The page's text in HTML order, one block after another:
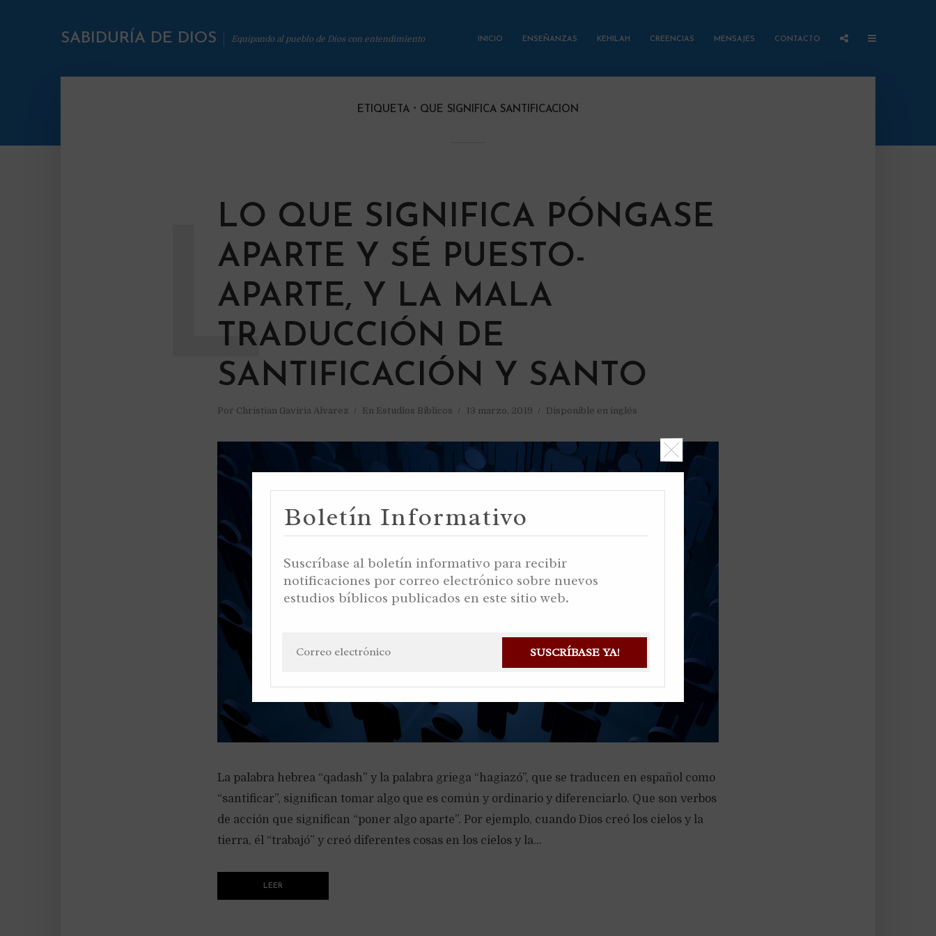
SABIDURÍA DE DIOS Equipando al pueblo de Dios con entendimiento INICIO ENSEÑANZAS KEHILAH CREENCIAS MENSAJES CONTACTO
ETIQUETA QUE SIGNIFICA SANTIFICACION
LO QUE SIGNIFICA PÓNGASE
APARTE Y SÉ PUESTO-
APARTE, Y LA MALA
TRADUCCIÓN DE
SANTIFICACIÓN Y SANTO
Por Christian Gaviria Alvarez En Estudios Bíblicos 13 marzo, 2019 Disponible en inglés
L
La palabra hebrea “qadash” y la palabra griega “hagiazó”, que se traducen en español como
“santificar”, significan tomar algo que es común y ordinario y diferenciarlo. Que son verbos
de acción que significan “poner algo aparte”. Por ejemplo, cuando Dios creó los cielos y la
tierra, él “trabajó” y creó diferentes cosas en los cielos y la...
LEER
SUSCRÍBASE YA!
Boletín Informativo
Suscríbase al boletín informativo para recibir
notificaciones por correo electrónico sobre nuevos
estudios bíblicos publicados en este sitio web.